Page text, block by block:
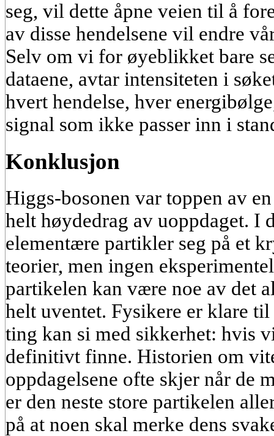
seg, vil dette åpne veien til å
av disse hendelsene vil endre
Selv om vi for øyeblikket bare
dataene, avtar intensiteten i
hvert hendelse, hver
signal som ikke passer inn i
Konklusjon
Higgs-bosonen var toppen av
helt høydedrag av uoppdaget. I
elementære partikler seg på et
teorier, men ingen
partikelen kan være noe av det
helt uventet. Fysikere er klare
ting kan si med sikkerhet: hvis
definitivt finne. Historien om
oppdagelsene ofte skjer når de
er den neste store partikelen
på at noen skal merke dens